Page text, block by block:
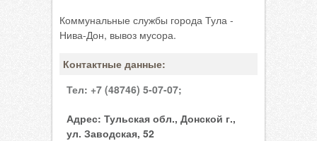
Коммунальные службы города Тула -
Нива-Дон, вывоз мусора.
Контактные данные:
Тел: +7 (48746) 5-07-07;
Адрес: Тульская обл., Донской г.,
ул. Заводская, 52